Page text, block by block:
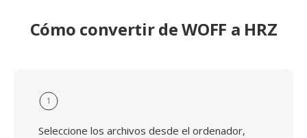
Cómo convertir de WOFF a HRZ
1
Seleccione los archivos desde el ordenador,